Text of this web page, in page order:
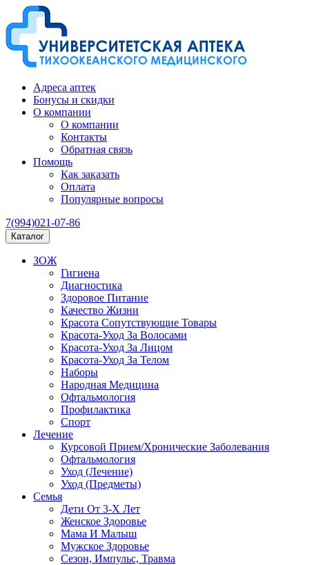
Адреса аптек
Бонусы и скидки
О компании
О компании
Контакты
Обратная связь
Помощь
Как заказать
Оплата
Популярные вопросы
7(994)021-07-86
Каталог
ЗОЖ
Гигиена
Диагностика
Здоровое Питание
Качество Жизни
Красота Сопутствующие Товары
Красота-Уход За Волосами
Красота-Уход За Лицом
Красота-Уход За Телом
Наборы
Народная Медицина
Офтальмология
Профилактика
Спорт
Лечение
Курсовой Прием/Хронические Заболевания
Офтальмология
Уход (Лечение)
Уход (Предметы)
Семья
Дети От 3-Х Лет
Женское Здоровье
Мама И Малыш
Мужское Здоровье
Сезон, Импульс, Травма